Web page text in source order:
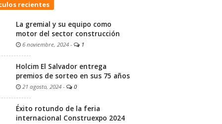
recientes
La gremial y su equipo como
motor del sector construcción
6 noviembre, 2024 - 1
Holcim El Salvador entrega
premios de sorteo en sus 75 años
21 agosto, 2024 - 0
Éxito rotundo de la feria
internacional Construexpo 2024